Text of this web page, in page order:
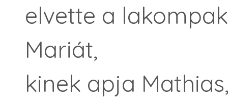
elvette a
Mariát,
kinek apja